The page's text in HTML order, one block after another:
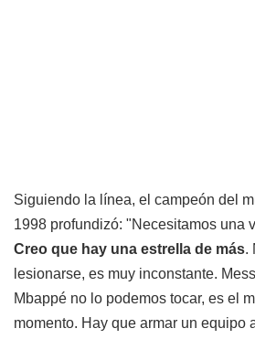
Siguiendo la línea, el campeón del
1998 profundizó: "Necesitamos una
Creo que hay una estrella de más.
lesionarse, es muy inconstante.
Mbappé no lo podemos tocar, es el
momento. Hay que armar un equipo